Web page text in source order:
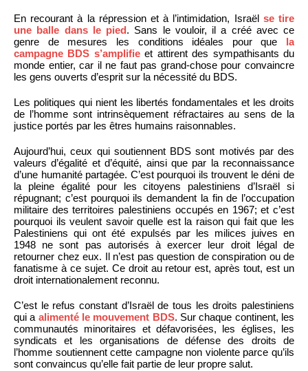
En recourant à la répression et à l’intimidation, Israël se tire
une balle dans le pied. Sans le vouloir, il a créé avec ce
genre de mesures les conditions idéales pour que la
campagne BDS s’amplifieet attirent des sympathisants du
monde entier, car il ne faut pas grand-chose pour convaincre
les gens ouverts d’esprit sur la nécessité du BDS.
Les politiques qui nient les libertés fondamentales et les droits
de l’homme sont intrinsèquement réfractaires au sens de la
justice portés par les êtres humains raisonnables.
Aujourd’hui, ceux qui soutiennent BDS sont motivés par des
valeurs d’égalité et d’équité, ainsi que par la reconnaissance
d’une humanité partagée. C’est pourquoi ils trouvent le déni de
la pleine égalité pour les citoyens palestiniens d’Israël si
répugnant; c’est pourquoi ils demandent la fin de l’occupation
militaire des territoires palestiniens occupés en 1967; et c’est
pourquoi ils veulent savoir quelle est la raison qui fait que les
Palestiniens qui ont été expulsés par les milices juives en
1948 ne sont pas autorisés à exercer leur droit légal de
retourner chez eux. Il n’est pas question de conspiration ou de
fanatisme à ce sujet. Ce droit au retour est, après tout, est un
droit internationalement reconnu.
C’est le refus constant d’Israël de tous les droits palestiniens
qui a alimenté le mouvement BDS. Sur chaque continent, les
communautés minoritaires et défavorisées, les églises, les
syndicats et les organisations de défense des droits de
l’homme soutiennent cette campagne non violente parce qu’ils
sont convaincus qu’elle fait partie de leur propre salut.